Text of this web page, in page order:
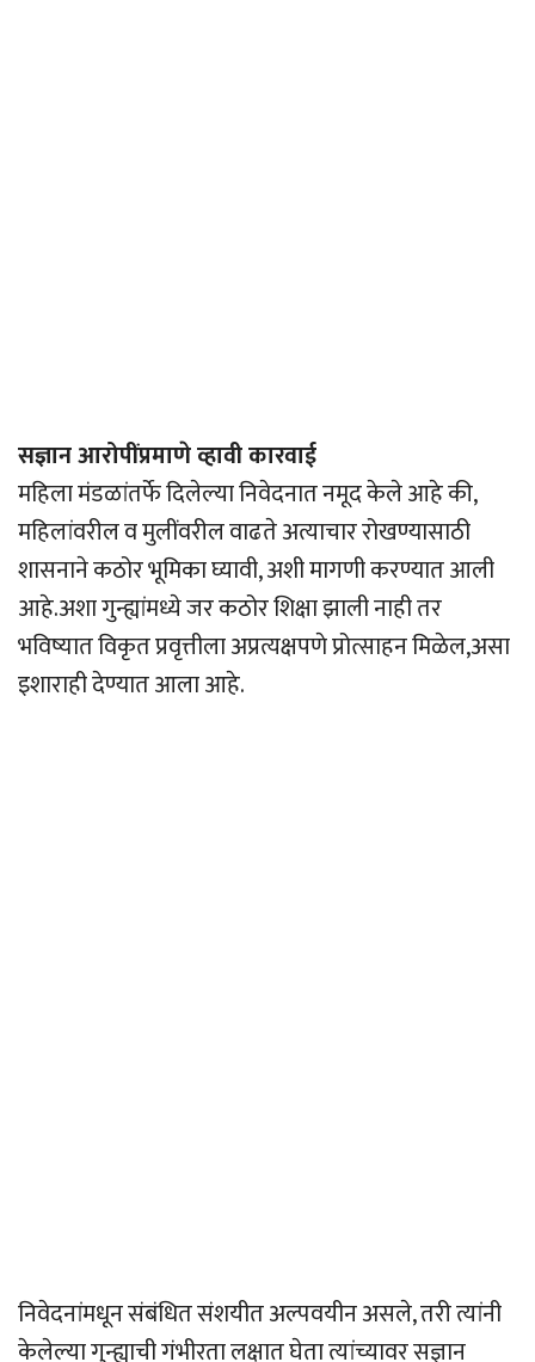
सज्ञान आरोपींप्रमाणे व्हावी कारवाई
महिला मंडळांतर्फे दिलेल्या निवेदनात नमूद केले आहे की,
महिलांवरील व मुलींवरील वाढते अत्याचार रोखण्यासाठी
शासनाने कठोर भूमिका घ्यावी, अशी मागणी करण्यात आली
आहे.अशा गुन्ह्यांमध्ये जर कठोर शिक्षा झाली नाही तर
भविष्यात विकृत प्रवृत्तीला अप्रत्यक्षपणे प्रोत्साहन मिळेल,असा
इशाराही देण्यात आला आहे.
निवेदनांमधून संबंधित संशयीत अल्पवयीन असले, तरी त्यांनी
केलेल्या गुन्ह्याची गंभीरता लक्षात घेता त्यांच्यावर सज्ञान